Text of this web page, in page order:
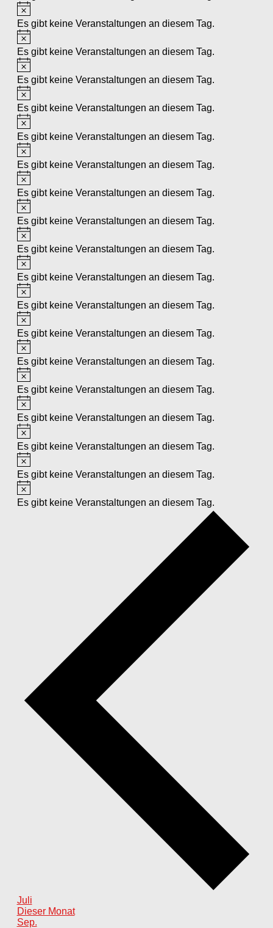
Hinweis
Es gibt keine Veranstaltungen an diesem Tag.
Hinweis
Es gibt keine Veranstaltungen an diesem Tag.
Hinweis
Es gibt keine Veranstaltungen an diesem Tag.
Hinweis
Es gibt keine Veranstaltungen an diesem Tag.
Hinweis
Es gibt keine Veranstaltungen an diesem Tag.
Hinweis
Es gibt keine Veranstaltungen an diesem Tag.
Hinweis
Es gibt keine Veranstaltungen an diesem Tag.
Hinweis
Es gibt keine Veranstaltungen an diesem Tag.
Hinweis
Es gibt keine Veranstaltungen an diesem Tag.
Hinweis
Es gibt keine Veranstaltungen an diesem Tag.
Hinweis
Es gibt keine Veranstaltungen an diesem Tag.
Hinweis
Es gibt keine Veranstaltungen an diesem Tag.
Hinweis
Es gibt keine Veranstaltungen an diesem Tag.
Hinweis
Es gibt keine Veranstaltungen an diesem Tag.
Hinweis
Es gibt keine Veranstaltungen an diesem Tag.
Hinweis
Es gibt keine Veranstaltungen an diesem Tag.
Hinweis
Es gibt keine Veranstaltungen an diesem Tag.
Hinweis
Es gibt keine Veranstaltungen an diesem Tag.
Juli
Dieser Monat
Sep.